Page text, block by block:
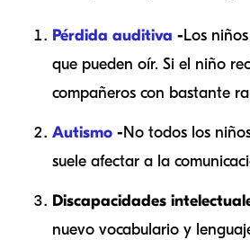
Pérdida auditiva -Los
que pueden oír. Si el niño
compañeros con bastante
Autismo -No todos los
suele afectar a la
Discapacidades
nuevo vocabulario y